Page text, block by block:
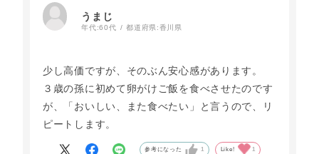
うまじ
年代:60代 都道府県:香川県
少し高価ですが、そのぶん安心感があります。
３歳の孫に初めて卵がけご飯を食べさせたのです
が、「おいしい、また食べたい」と言うので、リ
ピートします。
参考になった 1 Like! 1